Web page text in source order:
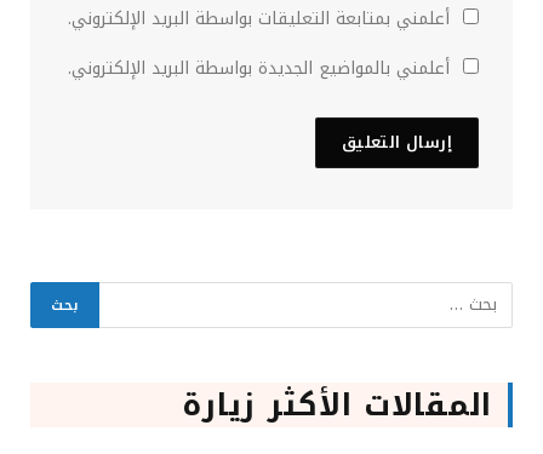
أعلمني بمتابعة التعليقات بواسطة البريد الإلكتروني.
أعلمني بالمواضيع الجديدة بواسطة البريد الإلكتروني.
المقالات الأكثر زيارة